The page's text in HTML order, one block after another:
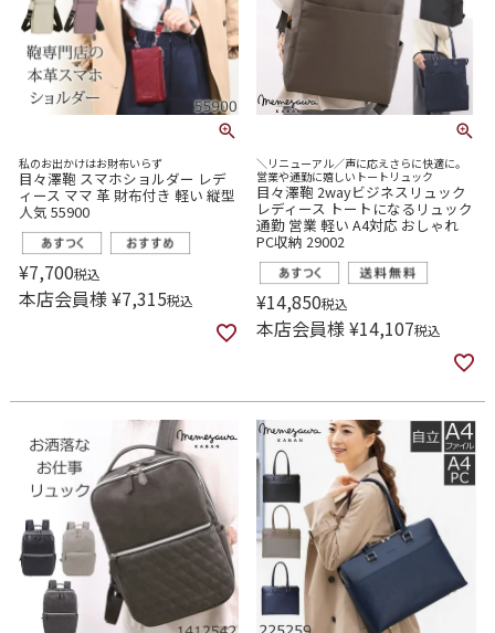
私のお出かけはお財布いらず
目々澤鞄 スマホショルダー レデ
ィース ママ 革 財布付き 軽い 縦型
人気 55900
¥7,700税込
本店会員様¥7,315税込
＼リニューアル／声に応えさらに快適に。
営業や通勤に嬉しいトートリュック
目々澤鞄 2wayビジネスリュック
レディース トートになるリュック
通勤 営業 軽い A4対応 おしゃれ
PC収納 29002
¥14,850税込
本店会員様¥14,107税込